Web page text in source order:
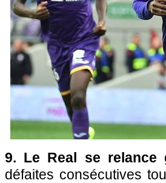
9. Le Real se
défaites consécutives